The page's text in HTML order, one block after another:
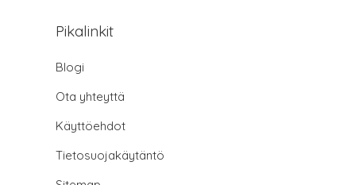
Pikalinkit
Blogi
Ota yhteyttä
Käyttöehdot
Tietosuojakäytäntö